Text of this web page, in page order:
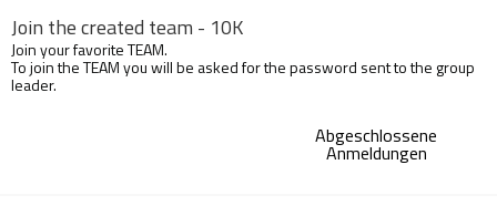
Join the created team - 10K
Join your favorite TEAM.
To join the TEAM you will be asked for the password sent to the group
leader.
Abgeschlossene
Anmeldungen